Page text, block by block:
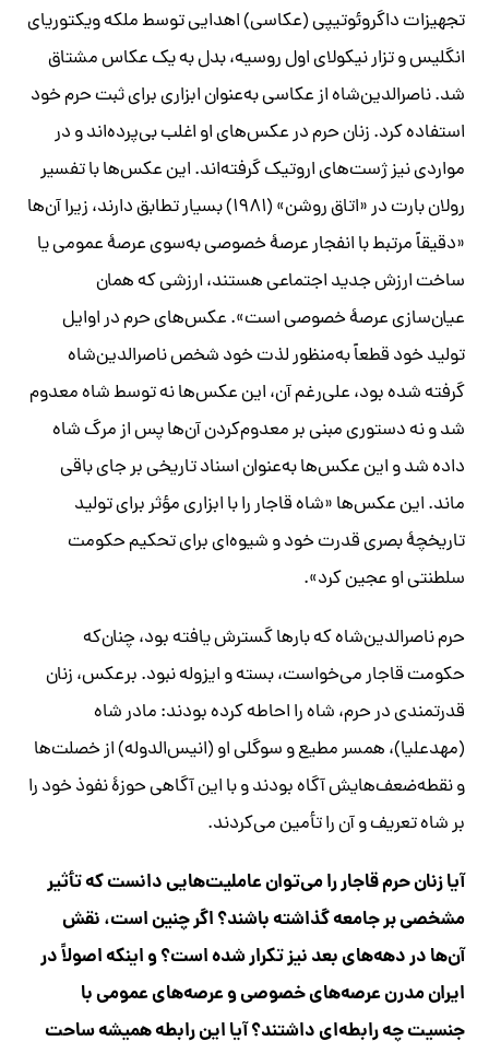
تجهیزات داگروئوتیپی (عکاسی) اهدایی توسط ملکه ویکتوریای
انگلیس و تزار نیکولای اول روسیه، بدل به یک عکاس مشتاق
شد. ناصرالدین‌شاه از عکاسی به‌عنوان ابزاری برای ثبت حرم خود
استفاده کرد. زنان حرم در عکس‌های او اغلب بی‌‌پرده‌اند و در
مواردی نیز ژست‌های اروتیک گرفته‌اند. این عکس‌ها با تفسیر
رولان بارت در «اتاق روشن» (۱۹۸۱) بسیار تطابق دارند، زیرا آن‌ها
«دقیقاً مرتبط با انفجار عرصۀ خصوصی به‌سوی عرصۀ عمومی یا
ساخت ارزش جدید اجتماعی هستند، ارزشی که همان
عیان‌سازی عرصۀ خصوصی است». عکس‌های حرم در اوایل
تولید خود قطعاً به‌منظور لذت‌ خود شخص ناصرالدین‌شاه
گرفته شده بود، علی‌رغم آن، این عکس‌ها نه توسط شاه معدوم
شد و نه دستوری مبنی بر معدوم‌کردن آن‌ها پس از مرگ شاه
داده شد و این عکس‌ها به‌عنوان اسناد تاریخی بر جای باقی
ماند. این عکس‌ها «شاه قاجار را با ابزاری مؤثر برای تولید
تاریخچۀ بصری قدرت خود و شیوه‌ای برای تحکیم حکومت
سلطنتی او عجین کرد».
حرم ناصرالدین‌شاه که بارها گسترش یافته بود، چنان‌که
حکومت قاجار می‌خواست، بسته و ایزوله نبود. برعکس، زنان
قدرتمندی در حرم، شاه را احاطه کرده بودند: مادر شاه
(مهدعلیا)، همسر مطیع و سوگلی او (انیس‌الدوله) از خصلت‌ها
و نقطه‌ضعف‌هایش آگاه بودند و با این آگاهی حوزۀ نفوذ خود را
بر شاه تعریف و آن را تأمین می‌کردند.
آیا زنان حرم قاجار را می‌توان عاملیت‌هایی دانست که تأثیر
مشخصی بر جامعه گذاشته باشند؟ اگر چنین است، نقش
آن‌ها در دهه‌های بعد نیز تکرار شده است؟ و اینکه اصولاً در
ایران مدرن عرصه‌های خصوصی و عرصه‌های عمومی با
جنسیت چه رابطه‌ای داشتند؟ آیا این رابطه همیشه ساحت